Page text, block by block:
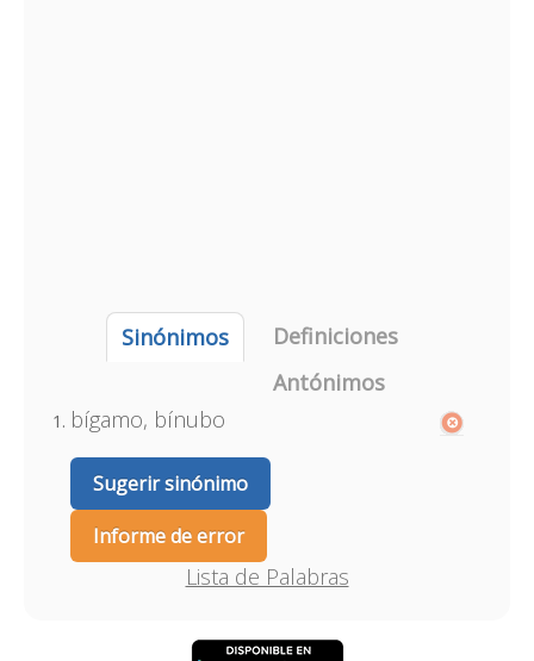
Sinónimos
Definiciones
Antónimos
bígamo, bínubo
Sugerir sinónimo
Informe de error
Lista de Palabras